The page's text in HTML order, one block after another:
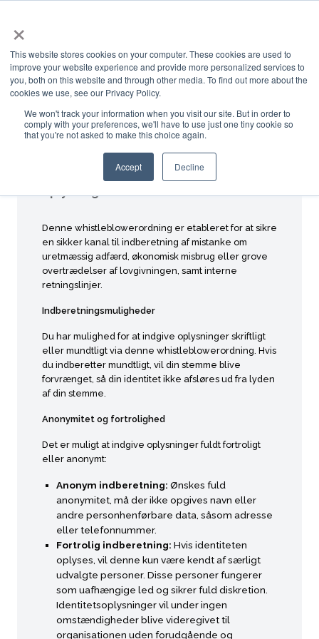
×
This website stores cookies on your computer. These cookies are used to
improve your website experience and provide more personalized services to
you, both on this website and through other media. To find out more about the
cookies we use, see our Privacy Policy.
We won't track your information when you visit our site. But in order to
comply with your preferences, we'll have to use just one tiny cookie so
that you're not asked to make this choice again.
Accept Decline
Hjem
Retningslinjer for indgivelse af
Denne whistleblowerordning er etableret for at sikre
en sikker kanal til indberetning af mistanke om
uretmæssig adfærd, økonomisk misbrug eller grove
overtrædelser af lovgivningen, samt interne
retningslinjer.
Indberetningsmuligheder
Du har mulighed for at indgive oplysninger skriftligt
eller mundtligt via denne whistleblowerordning. Hvis
du indberetter mundtligt, vil din stemme blive
forvrænget, så din identitet ikke afsløres ud fra lyden
af din stemme.
Anonymitet og fortrolighed
Det er muligt at indgive oplysninger fuldt fortroligt
eller anonymt:
Anonym indberetning: Ønskes fuld
anonymitet, må der ikke opgives navn eller
andre personhenførbare data, såsom adresse
eller telefonnummer.
Fortrolig indberetning: Hvis identiteten
oplyses, vil denne kun være kendt af særligt
udvalgte personer. Disse personer fungerer
som uafhængige led og sikrer fuld diskretion.
Identitetsoplysninger vil under ingen
omstændigheder blive videregivet til
organisationen uden forudgående og
Procedure